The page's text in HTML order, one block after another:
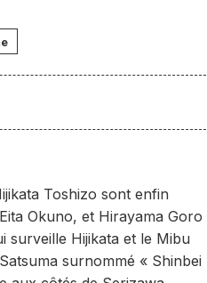
Toshizo sont enfin
Okuno, et Hirayama Goro
surveille Hijikata et le Mibu
surnommé « Shinbei